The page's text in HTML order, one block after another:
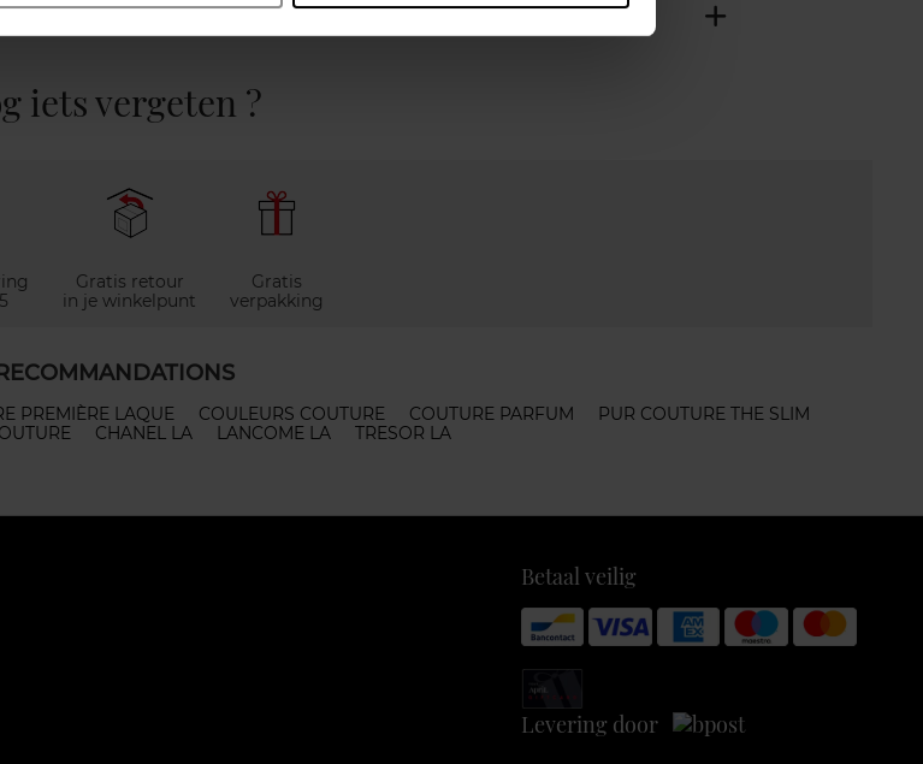
iets vergeten ?
Gratis retour
in je winkelpunt
Gratis
verpakking
RECOMMANDATIONS
PREMIÈRE LAQUE COULEURS COUTURE COUTURE PARFUM
PUR COUTURE THE SLIM
CHANEL LA LANCOME LA TRESOR LA
Betaal veilig
Levering door